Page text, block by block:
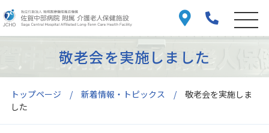
トップページ 新着情報・トピックス
敬老会を実施しま
した
敬老会を実施しました